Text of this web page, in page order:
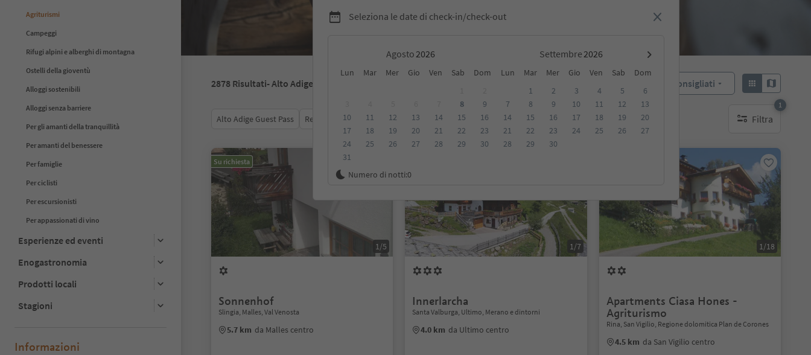
Agriturismi
Campeggi
Rifugi alpini e alberghi di montagna
Ostelli della gioventù
Alloggi sostenibili
Alloggi senza barriere
Per gli amanti della tranquillità
Per amanti del benessere
Per famiglie
Per ciclisti
Per escursionisti
Per appassionati di vino
Esperienze ed eventi
Enogastronomia
Prodotti locali
Stagioni
Informazioni
Seleziona le date di check-in/check-out
Agosto Settembre
Lun Mar Mer Gio Ven Sab Dom Lun Mar Mer Gio Ven Sab
Dom
8
9
10
11 12 13 14 15
16
17
18 19 20 21 22
23
24
25 26 27 28 29
30
31
1 2 3 4 5
6
7
8 9 10 11 12
13
14
15 16 17 18 19
20
21
22 23 24 25 26
27
28
29 30
Numero di notti:0
2878 Risultati- Alto Adige Consigliati
Alto Adige Guest Pass Recensioni Categoria Trattamento Alloggi sostenibili Filtra
1
1 filtro attivo
Su richiesta
1/5
Sonnenhof
Slingia, Malles, Val Venosta
5.7 km da Malles centro
1/7
Innerlarcha
Santa Valburga, Ultimo, Merano e dintorni
4.0 km da Ultimo centro
1/18
Apartments Ciasa Hones -
Agriturismo
Rina, San Vigilio, Regione dolomitica Plan de Corones
4.5 km da San Vigilio centro